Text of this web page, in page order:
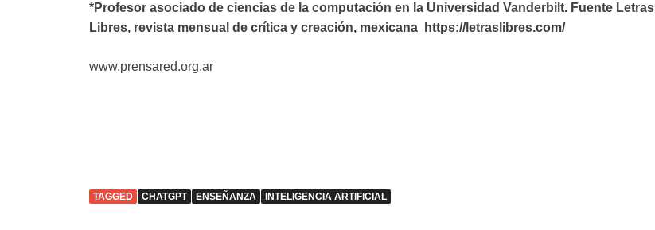
*Profesor asociado de ciencias de la computación en la Universidad Vanderbilt. Fuente Letras
Libres, revista mensual de crítica y creación, mexicana https://letraslibres.com/
www.prensared.org.ar
TAGGED CHATGPT ENSEÑANZA INTELIGENCIA ARTIFICIAL